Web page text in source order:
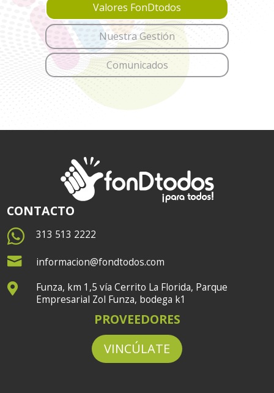
Valores FonDtodos
Nuestra Gestión
Comunicados
CONTACTO
 313 513 2222
 informacion@fondtodos.com

Funza, km 1,5 vía Cerrito La Florida, Parque
Empresarial Zol Funza, bodega k1
PROVEEDORES
VINCÚLATE